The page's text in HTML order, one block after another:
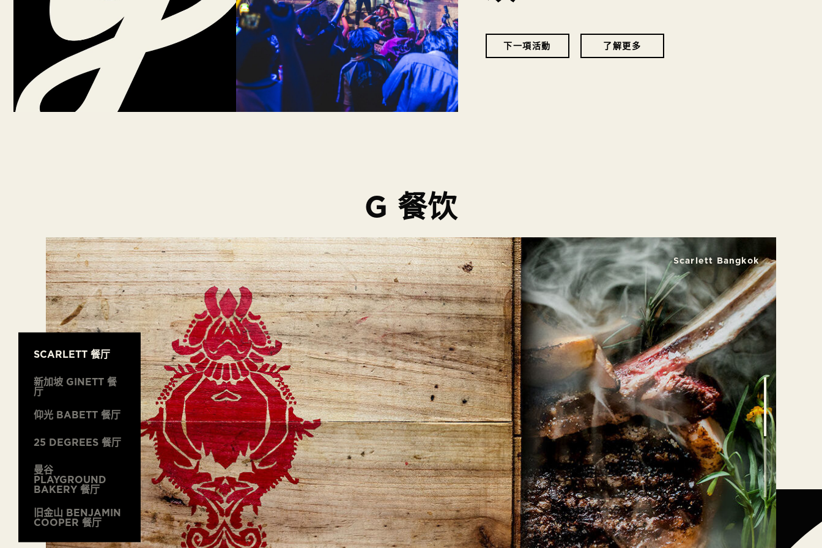
下一項活動 了解更多
G 餐饮
SCARLETT 餐厅
新加坡 GINETT 餐
厅
仰光 BABETT 餐厅
25 DEGREES 餐厅
曼谷
PLAYGROUND
BAKERY 餐厅
旧金山 BENJAMIN
COOPER 餐厅
Scarlett Bangkok
Scarlett Hong Kong
Go to slide 1
Go to slide 2